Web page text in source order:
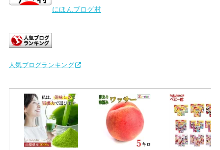
にほんブログ村
人気ブログランキング